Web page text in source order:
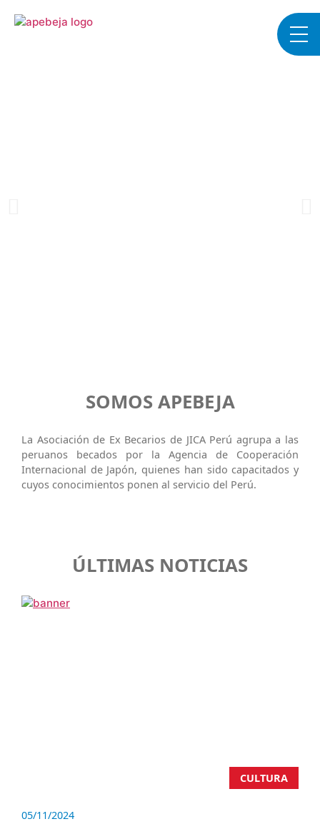
SOMOS APEBEJA
La Asociación de Ex Becarios de JICA Perú agrupa a las
peruanos becados por la Agencia de Cooperación
Internacional de Japón, quienes han sido capacitados y
cuyos conocimientos ponen al servicio del Perú.
ÚLTIMAS NOTICIAS
CULTURA
05/11/2024